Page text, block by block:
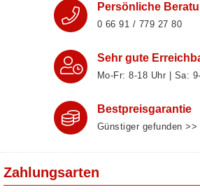
Persönliche
0 66 91 / 779 27 80
Sehr gute
Mo-Fr: 8‑18 Uhr | Sa:
Bestpreisgarantie
Günstiger gefunden
Zahlungsarten